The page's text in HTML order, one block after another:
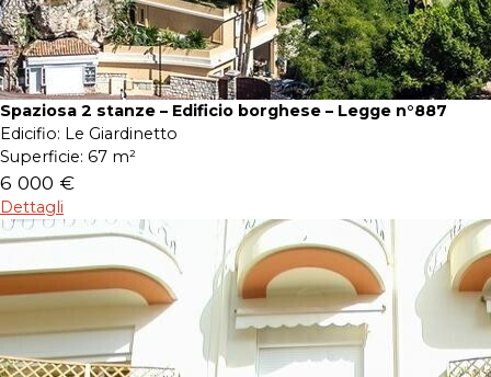
Spaziosa 2 stanze – Edificio borghese – Legge n°887
Edicifio: Le Giardinetto
Superficie: 67 m²
6 000 €
Dettagli